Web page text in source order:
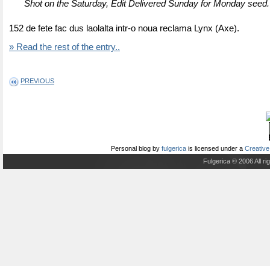
Shot on the Saturday, Edit Delivered Sunday for Monday seed.
152 de fete fac dus laolalta intr-o noua reclama Lynx (Axe).
» Read the rest of the entry..
PREVIOUS
Personal blog by fulgerica is licensed under a
Fulgerica © 2006 All